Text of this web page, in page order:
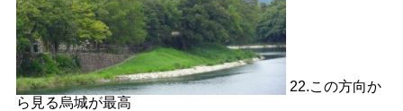
22.この方向か
ら見る烏城が最高